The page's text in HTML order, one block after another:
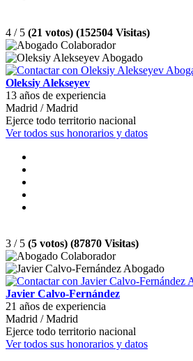
4 / 5 (21 votos) (152504 Visitas)
Oleksiy Alekseyev
13 años de experiencia
Madrid / Madrid
Ejerce todo territorio nacional
Ver todos sus honorarios y datos
3 / 5 (5 votos) (87870 Visitas)
Javier Calvo-Fernández
21 años de experiencia
Madrid / Madrid
Ejerce todo territorio nacional
Ver todos sus honorarios y datos